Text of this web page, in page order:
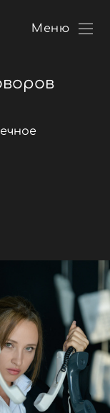
Меню